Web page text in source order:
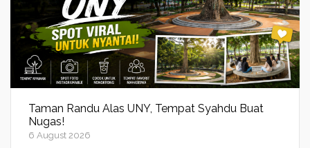
Taman Randu Alas UNY, Tempat Syahdu Buat
Nugas!
6 August 2026